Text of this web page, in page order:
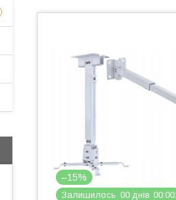
–15%
Залишилось 00 днів 00 00